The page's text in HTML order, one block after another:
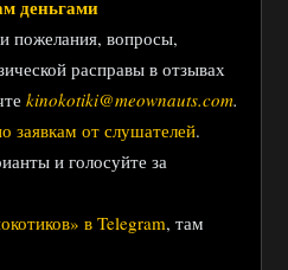
деньгами
пожелания, вопросы,
расправы в отзывах
kinokotiki@meownauts.com.
от слушателей.
и голосуйте за
в Telegram, там